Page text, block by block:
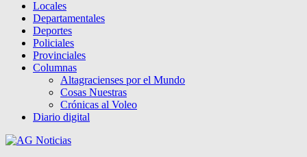
Locales
Departamentales
Deportes
Policiales
Provinciales
Columnas
Altagracienses por el Mundo
Cosas Nuestras
Crónicas al Voleo
Diario digital